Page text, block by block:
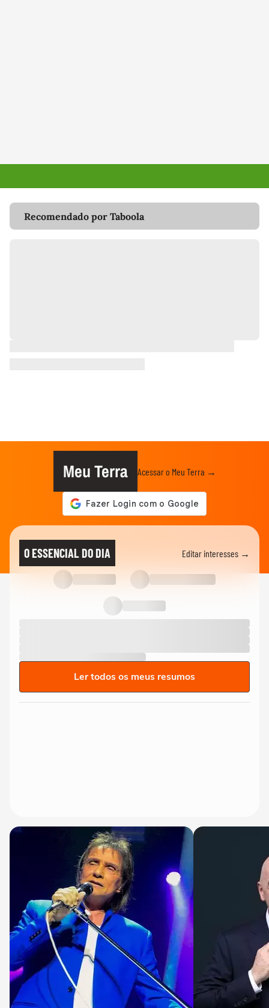
Recomendado por Taboola
Meu Terra Acessar o Meu Terra →
O ESSENCIAL DO DIA Editar interesses →
Ler todos os meus resumos